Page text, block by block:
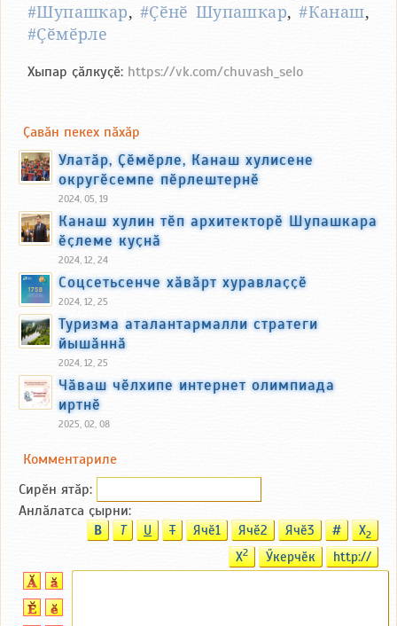
#Шупашкар, #Ҫӗнӗ Шупашкар,#Канаш,
#Ҫӗмӗрле
Хыпар ҫӑлкуҫӗ: https://vk.com/chuvash_selo
Ҫавӑн пекех пӑхӑр
Улатӑр, Ҫӗмӗрле, Канаш хулисене
округӗсемпе пӗрлештернӗ
2024, 05, 19
Канаш хулин тӗп архитекторӗ Шупашкара
ӗҫлеме куҫнӑ
2024, 12, 24
Соцсетьсенче хӑвӑрт хуравлаҫҫӗ
2024, 12, 25
Туризма аталантармалли стратеги
йышӑннӑ
2024, 12, 25
Чӑваш чӗлхипе интернет олимпиада
иртнӗ
2025, 02, 08
Комментариле
Сирӗн ятӑp:
Анлӑлатса ҫырни:
B T U T Ячӗ1 Ячӗ2 Ячӗ3 # X2
X2 Ӳкерчӗк http://